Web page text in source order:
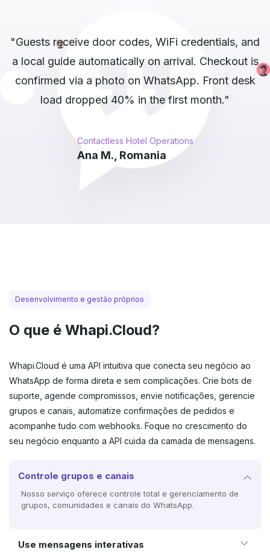
"Our deals channel has 12,000 subscribers.
Whapi.Cloud scrapes competitors, filters
duplicates, and auto-posts the top 5 daily.
Channel growth tripled after switching to
Automated Deal Channel Publishing
Katrin S., Germany
Desenvolvimento e gestão próprios
O que é Whapi.Cloud?
Whapi.Cloud é uma API intuitiva que conecta seu negócio ao
WhatsApp de forma direta e sem complicações. Crie bots de
suporte, agende compromissos, envie notificações, gerencie
grupos e canais, automatize confirmações de pedidos e
acompanhe tudo com webhooks. Foque no crescimento do
seu negócio enquanto a API cuida da camada de mensagens.
Controle grupos e canais
Nosso serviço oferece controle total e gerenciamento de
grupos, comunidades e canais do WhatsApp.
Use mensagens interativas